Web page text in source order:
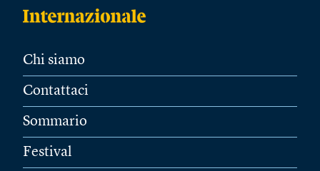
Chi siamo
Contattaci
Sommario
Festival